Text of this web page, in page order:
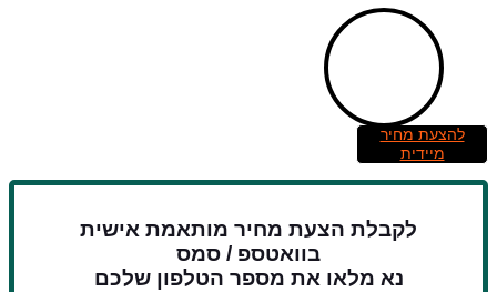
להצעת מחיר
מיידית
לקבלת הצעת מחיר מותאמת אישית
בוואטספ / סמס
נא מלאו את מספר הטלפון שלכם